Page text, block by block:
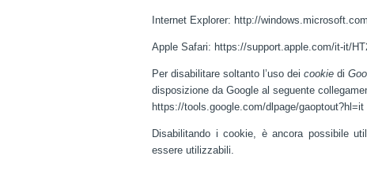
Internet Explorer: http://
Apple Safari: https://support.apple.com/it-it/
Per disabilitare soltanto l’uso dei cookie di
disposizione da Google al seguente
https://tools.google.com/dlpage/gaoptout?hl=it
Disabilitando i cookie, è ancora possibile
essere utilizzabili.